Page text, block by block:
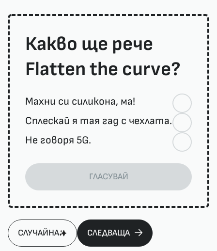
Какво ще рече
Flatten the curve?
Махни си силикона, ма!
Сплескай я тая гад с чехлата.
Не говоря 5G.
ГЛАСУВАЙ
СЛУЧАЙНА СЛЕДВАЩА